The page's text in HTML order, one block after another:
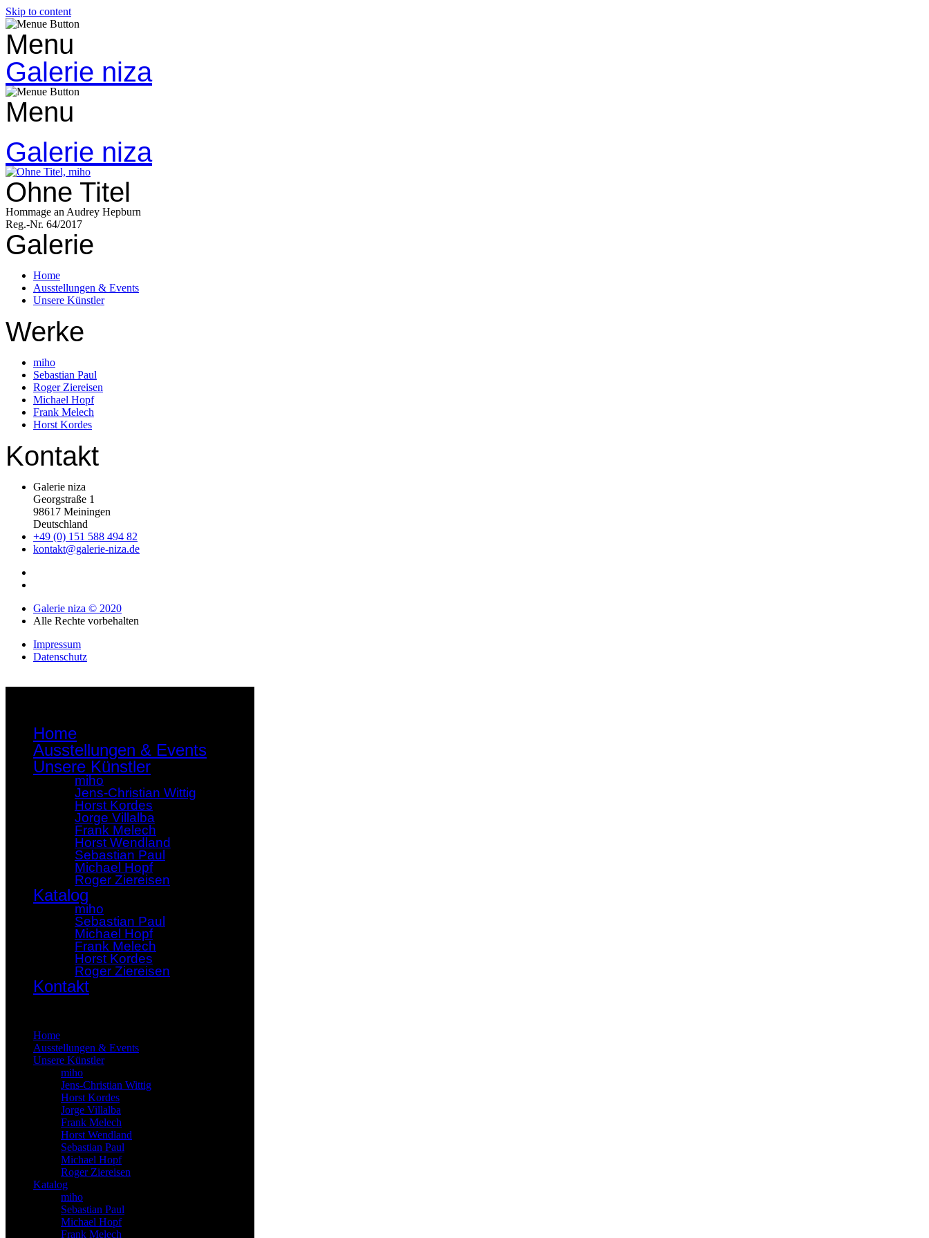
Skip to content
Menu
Galerie niza
Menu
Galerie niza
Ohne Titel
Hommage an Audrey Hepburn
Reg.-Nr. 64/2017
Galerie
Home
Ausstellungen & Events
Unsere Künstler
Werke
miho
Sebastian Paul
Roger Ziereisen
Michael Hopf
Frank Melech
Horst Kordes
Kontakt
Galerie niza
Georgstraße 1
98617 Meiningen
Deutschland
+49 (0) 151 588 494 82
kontakt@galerie-niza.de
Galerie niza © 2020
Alle Rechte vorbehalten
Impressum
Datenschutz
Home
Ausstellungen & Events
Unsere Künstler
miho
Jens-Christian Wittig
Horst Kordes
Jorge Villalba
Frank Melech
Horst Wendland
Sebastian Paul
Michael Hopf
Roger Ziereisen
Katalog
miho
Sebastian Paul
Michael Hopf
Frank Melech
Horst Kordes
Roger Ziereisen
Kontakt
Home
Ausstellungen & Events
Unsere Künstler
miho
Jens-Christian Wittig
Horst Kordes
Jorge Villalba
Frank Melech
Horst Wendland
Sebastian Paul
Michael Hopf
Roger Ziereisen
Katalog
miho
Sebastian Paul
Michael Hopf
Frank Melech